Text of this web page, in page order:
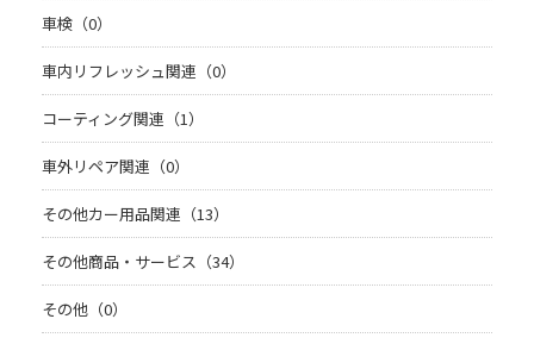
車検（0）
車内リフレッシュ関連（0）
コーティング関連（1）
車外リペア関連（0）
その他カー用品関連（13）
その他商品・サービス（34）
その他（0）